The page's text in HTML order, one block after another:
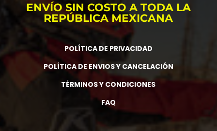
ENVÍO SIN COSTO A TODA LA
REPÚBLICA MEXICANA
POLÍTICA DE PRIVACIDAD
POLÍTICA DE ENVIOS Y CANCELACIÓN
TÉRMINOS Y CONDICIONES
FAQ